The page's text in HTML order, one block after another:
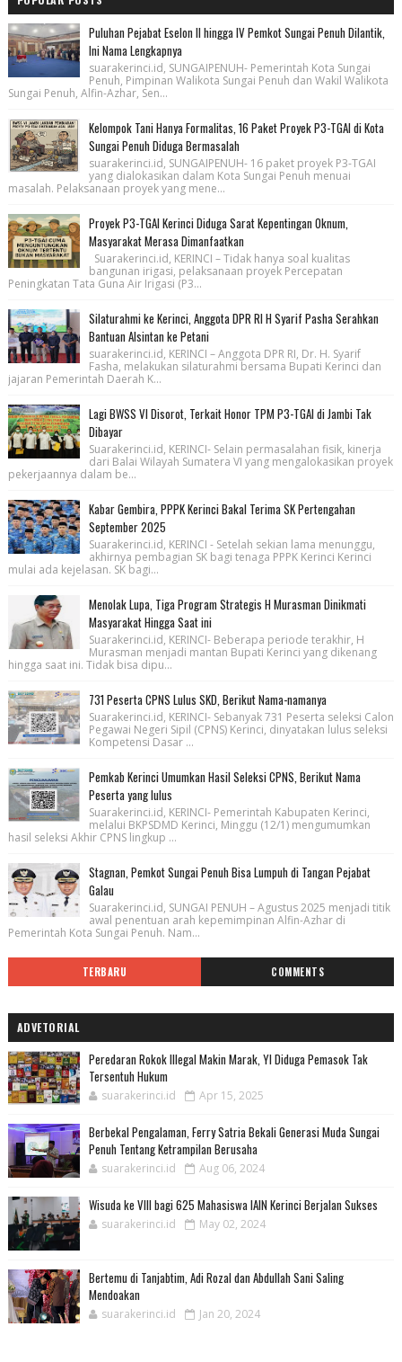
Puluhan Pejabat Eselon II hingga IV Pemkot Sungai Penuh Dilantik,
Ini Nama Lengkapnya
suarakerinci.id, SUNGAIPENUH- Pemerintah Kota Sungai
Penuh, Pimpinan Walikota Sungai Penuh dan Wakil Walikota
Sungai Penuh, Alfin-Azhar, Sen...
Kelompok Tani Hanya Formalitas, 16 Paket Proyek P3-TGAI di Kota
Sungai Penuh Diduga Bermasalah
suarakerinci.id, SUNGAIPENUH- 16 paket proyek P3-TGAI
yang dialokasikan dalam Kota Sungai Penuh menuai
masalah. Pelaksanaan proyek yang mene...
Proyek P3-TGAI Kerinci Diduga Sarat Kepentingan Oknum,
Masyarakat Merasa Dimanfaatkan
Suarakerinci.id, KERINCI – Tidak hanya soal kualitas
bangunan irigasi, pelaksanaan proyek Percepatan
Peningkatan Tata Guna Air Irigasi (P3...
Silaturahmi ke Kerinci, Anggota DPR RI H Syarif Pasha Serahkan
Bantuan Alsintan ke Petani
suarakerinci.id, KERINCI – Anggota DPR RI, Dr. H. Syarif
Fasha, melakukan silaturahmi bersama Bupati Kerinci dan
jajaran Pemerintah Daerah K...
Lagi BWSS VI Disorot, Terkait Honor TPM P3-TGAI di Jambi Tak
Dibayar
Suarakerinci.id, KERINCI- Selain permasalahan fisik, kinerja
dari Balai Wilayah Sumatera VI yang mengalokasikan proyek
pekerjaannya dalam be...
Kabar Gembira, PPPK Kerinci Bakal Terima SK Pertengahan
September 2025
Suarakerinci.id, KERINCI - Setelah sekian lama menunggu,
akhirnya pembagian SK bagi tenaga PPPK Kerinci Kerinci
mulai ada kejelasan. SK bagi...
Menolak Lupa, Tiga Program Strategis H Murasman Dinikmati
Masyarakat Hingga Saat ini
Suarakerinci.id, KERINCI- Beberapa periode terakhir, H
Murasman menjadi mantan Bupati Kerinci yang dikenang
hingga saat ini. Tidak bisa dipu...
731 Peserta CPNS Lulus SKD, Berikut Nama-namanya
Suarakerinci.id, KERINCI- Sebanyak 731 Peserta seleksi Calon
Pegawai Negeri Sipil (CPNS) Kerinci, dinyatakan lulus seleksi
Kompetensi Dasar ...
Pemkab Kerinci Umumkan Hasil Seleksi CPNS, Berikut Nama
Peserta yang lulus
Suarakerinci.id, KERINCI- Pemerintah Kabupaten Kerinci,
melalui BKPSDMD Kerinci, Minggu (12/1) mengumumkan
hasil seleksi Akhir CPNS lingkup ...
Stagnan, Pemkot Sungai Penuh Bisa Lumpuh di Tangan Pejabat
Galau
Suarakerinci.id, SUNGAI PENUH – Agustus 2025 menjadi titik
awal penentuan arah kepemimpinan Alfin-Azhar di
Pemerintah Kota Sungai Penuh. Nam...
TERBARU COMMENTS
ADVETORIAL
Peredaran Rokok Illegal Makin Marak, YI Diduga Pemasok Tak
Tersentuh Hukum
suarakerinci.id Apr 15, 2025
Berbekal Pengalaman, Ferry Satria Bekali Generasi Muda Sungai
Penuh Tentang Ketrampilan Berusaha
suarakerinci.id Aug 06, 2024
Wisuda ke VIII bagi 625 Mahasiswa IAIN Kerinci Berjalan Sukses
suarakerinci.id May 02, 2024
Bertemu di Tanjabtim, Adi Rozal dan Abdullah Sani Saling
Mendoakan
suarakerinci.id Jan 20, 2024